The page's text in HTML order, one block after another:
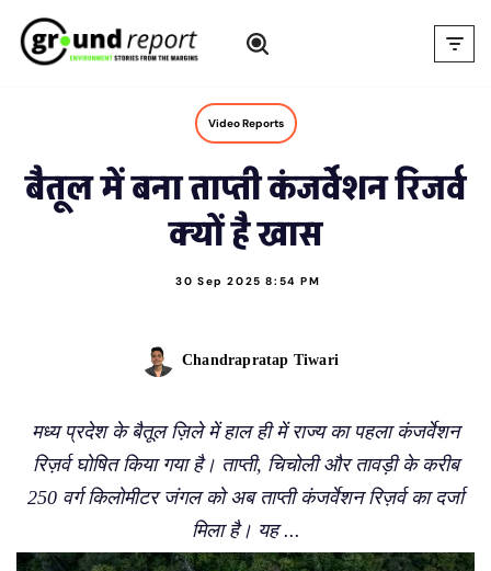
Skip
Video Reports
बैतूल में बना ताप्ती कंजर्वेशन रिजर्व
क्यों है खास
30 Sep 2025 8:54 PM
Chandrapratap Tiwari
मध्य प्रदेश के बैतूल ज़िले में हाल ही में राज्य का पहला कंजर्वेशन
रिज़र्व घोषित किया गया है। ताप्ती, चिचोली और तावड़ी के करीब
250 वर्ग किलोमीटर जंगल को अब ताप्ती कंजर्वेशन रिज़र्व का दर्जा
मिला है। यह ...